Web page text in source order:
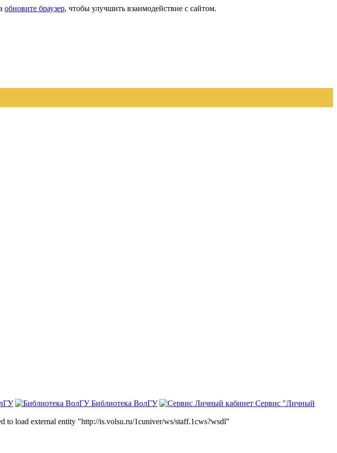
обновите браузер, чтобы улучшить взаимодействие с сайтом.
Библиотека ВолГУ
Сервис "Личный
load external entity "http://is.volsu.ru/1cuniver/ws/staff.1cws?wsdl"